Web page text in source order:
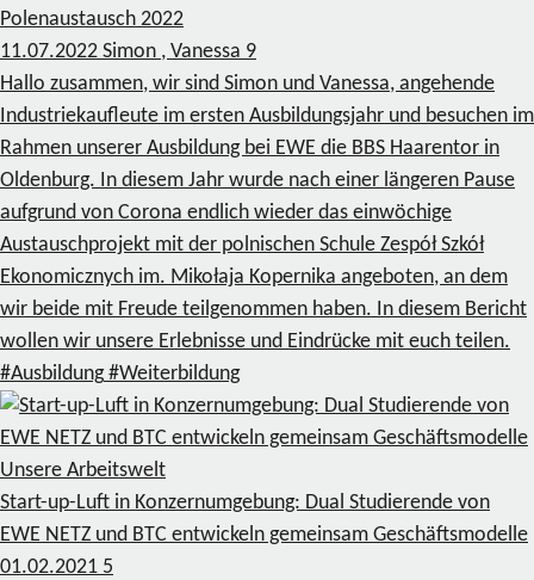
Polenaustausch 2022
11.07.2022 Simon , Vanessa 9
Hallo zusammen, wir sind Simon und Vanessa, angehende
Industriekaufleute im ersten Ausbildungsjahr und besuchen im
Rahmen unserer Ausbildung bei EWE die BBS Haarentor in
Oldenburg. In diesem Jahr wurde nach einer längeren Pause
aufgrund von Corona endlich wieder das einwöchige
Austauschprojekt mit der polnischen Schule Zespół Szkół
Ekonomicznych im. Mikołaja Kopernika angeboten, an dem
wir beide mit Freude teilgenommen haben. In diesem Bericht
wollen wir unsere Erlebnisse und Eindrücke mit euch teilen.
#Ausbildung #Weiterbildung
Unsere Arbeitswelt
Start-up-Luft in Konzernumgebung: Dual Studierende von
EWE NETZ und BTC entwickeln gemeinsam Geschäftsmodelle
01.02.2021 5